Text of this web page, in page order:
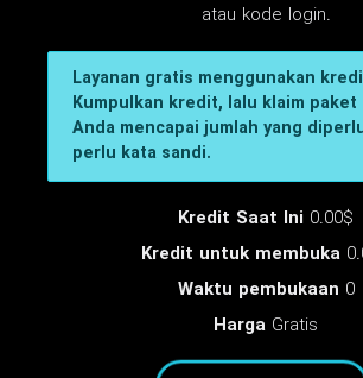
atau kode login.
Layanan gratis menggunakan
Kumpulkan kredit, lalu klaim paket
Anda mencapai jumlah yang
perlu kata sandi.
Kredit Saat Ini 0.00$
Kredit untuk membuka
Waktu pembukaan 0
Harga Gratis